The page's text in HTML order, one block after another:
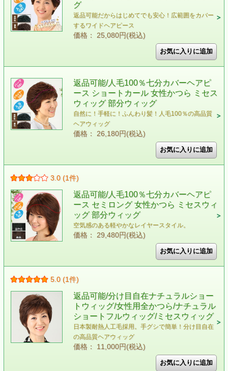
グ
返品可能だからはじめてでも安心！広範囲をカバー
するワイドヘアピース
価格： 25,080円(税込)
返品可能/人毛100％七分カバーヘアピ
ース ショートカール 女性かつら ミセス
ウィッグ 部分ウィッグ
自然に！手軽に！ふんわり髪！人毛100％の高品質
ヘアウィッグ
価格： 26,180円(税込)
3.0 (1件)
返品可能/人毛100％七分カバーヘアピ
ース セミロング 女性かつら ミセスウィ
ッグ 部分ウィッグ
空気感のある軽やかなレイヤースタイル。
価格： 29,480円(税込)
5.0 (1件)
返品可能/分け目自在ナチュラルショー
トウィッグ/女性用全かつら/ナチュラル
ショートフルウィッグ/ミセスウィッグ
日本製耐熱人工毛採用。手グシで簡単！分け目自在
の高品質ヘアウィッグ
価格： 11,000円(税込)